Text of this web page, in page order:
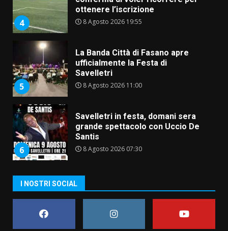
4
ottenere l’iscrizione
8 Agosto 2026 19:55
5
La Banda Città di Fasano apre
ufficialmente la Festa di
Savelletri
8 Agosto 2026 11:00
6
Savelletri in festa, domani sera
grande spettacolo con Uccio De
Santis
8 Agosto 2026 07:30
Politiche Giovanili e Mobilità
Sostenibile: premiati gli studenti
8 Agosto 2026 07:15
I NOSTRI SOCIAL